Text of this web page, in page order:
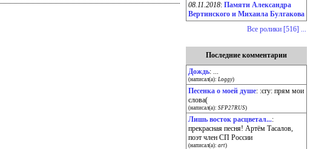
08.11.2018: Памяти Александра
Вертинского и Михаила Булгакова
Все ролики [516] ...
Последние комментарии
Дождь: ...
(написал(а): Loggy)
Песенка о моей душе: :cry: прям мои
слова(
(написал(а): SFP27RUS)
Лишь восток расцветал...:
прекрасная песня! Артём Тасалов,
поэт член СП России
(написал(а): art)